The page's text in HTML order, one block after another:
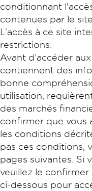
conditionnant
contenues par le
L’accès à ce site
restrictions.
Avant d’accéder
contiennent des
bonne
utilisation,
des marchés
confirmer que vous
les conditions
pas ces conditions,
pages suivantes. Si
veuillez le confirmer
ci-dessous pour